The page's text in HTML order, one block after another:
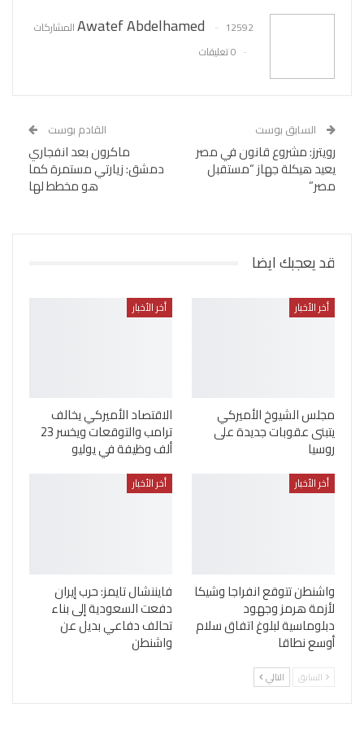
Awatef Abdelhamed
12592 المشاركات
0 تعليقات
السابق بوست
رويترز: مشروع قانون في مصر
يعيد هيكلة جهاز “مستقبل
مصر”
القادم بوست
ماكرون بعد انفجاري
دمشق: زيارتي مستمرة كما
هو مخطط لها
قد يعجبك ايضا
أخر الأخبار
مجلس الشيوخ الأميركي
يتبنى عقوبات جديدة على
روسيا
أخر الأخبار
الاقتصاد الأميركي يخالف
ترامب والتوقعات ويخسر 23
ألف وظيفة في يوليو
أخر الأخبار
واشنطن تتوقع انفراجا وشيكا
لأزمة هرمز وجهود
دبلوماسية لبلوغ اتفاق سلام
أوسع نطاقا
أخر الأخبار
فايننشال تايمز: حرب إيران
دفعت السعودية إلى بناء
تحالف دفاعي بديل عن
واشنطن
السابق التالي